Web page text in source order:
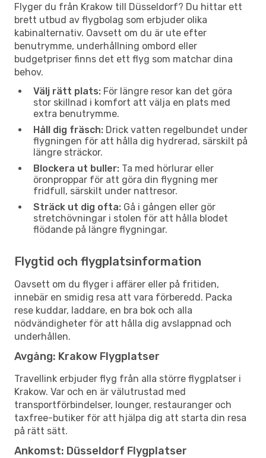
Flyger du från Krakow till Düsseldorf? Du hittar ett
brett utbud av flygbolag som erbjuder olika
kabinalternativ. Oavsett om du är ute efter
benutrymme, underhållning ombord eller
budgetpriser finns det ett flyg som matchar dina
behov.
Välj rätt plats: För längre resor kan det göra
stor skillnad i komfort att välja en plats med
extra benutrymme.
Håll dig fräsch: Drick vatten regelbundet under
flygningen för att hålla dig hydrerad, särskilt på
längre sträckor.
Blockera ut buller: Ta med hörlurar eller
öronproppar för att göra din flygning mer
fridfull, särskilt under nattresor.
Sträck ut dig ofta: Gå i gången eller gör
stretchövningar i stolen för att hålla blodet
flödande på längre flygningar.
Flygtid och flygplatsinformation
Oavsett om du flyger i affärer eller på fritiden,
innebär en smidig resa att vara förberedd. Packa
rese kuddar, laddare, en bra bok och alla
nödvändigheter för att hålla dig avslappnad och
underhållen.
Avgång: Krakow Flygplatser
Travellink erbjuder flyg från alla större flygplatser i
Krakow. Var och en är välutrustad med
transportförbindelser, lounger, restauranger och
taxfree-butiker för att hjälpa dig att starta din resa
på rätt sätt.
Ankomst: Düsseldorf Flygplatser